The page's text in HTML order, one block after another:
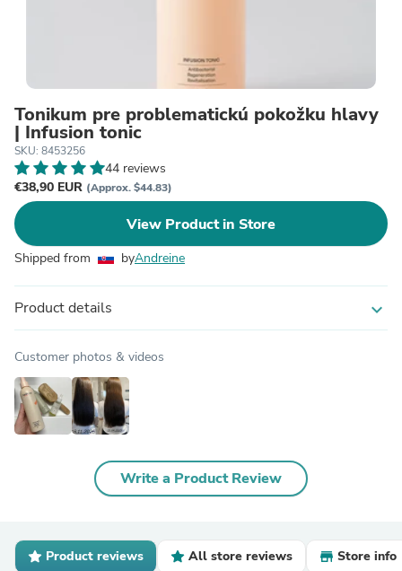
Tonikum pre problematickú pokožku hlavy
| Infusion tonic
SKU: 8453256
44 reviews
€38,90 EUR (Approx. $44.83)
View Product in Store
Shipped from byAndreine
Product details expand_more
Customer photos & videos
Write a Product Review
Product reviews All store reviews Store info